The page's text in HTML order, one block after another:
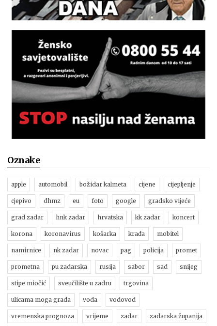
Oznake
apple automobil božidar kalmeta cijene cijepljenje
cjepivo dhmz eu foto google gradsko vijeće
grad zadar hnk zadar hrvatska kk zadar koncert
korona koronavirus košarka krađa mobitel
namirnice nk zadar novac pag policija promet
prometna pu zadarska rusija sabor sad snijeg
stipe miočić sveučilište u zadru trgovina
ulicama moga grada voda vodovod
vremenska prognoza vrijeme zadar zadarska županija